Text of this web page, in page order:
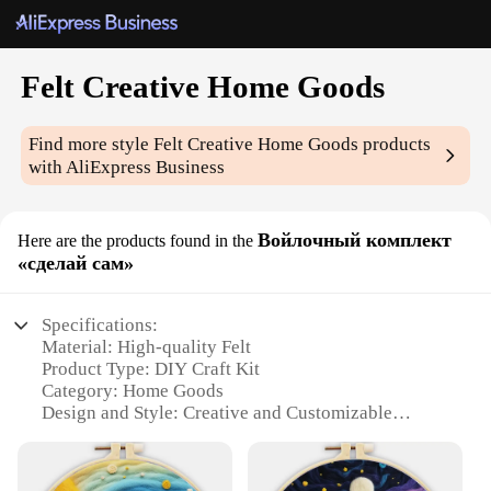
Felt Creative Home Goods
Find more styleFelt Creative Home Goods products
with AliExpress Business
Here are the products found in the Войлочный комплект
«сделай сам»
Specifications:
Material: High-quality Felt
Product Type: DIY Craft Kit
Category: Home Goods
Design and Style: Creative and Customizable
Performance and Property: Durable and Eco-
friendly